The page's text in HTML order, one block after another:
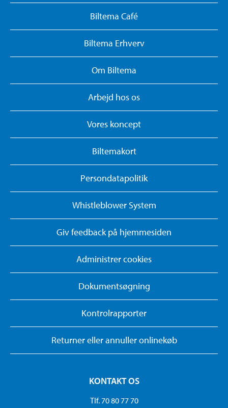
Biltema Café
Biltema Erhverv
Om Biltema
Arbejd hos os
Vores koncept
Biltemakort
Persondatapolitik
Whistleblower System
Giv feedback på hjemmesiden
Administrer cookies
Dokumentsøgning
Kontrolrapporter
Returner eller annuller onlinekøb
KONTAKT OS
Tlf. 70 80 77 70